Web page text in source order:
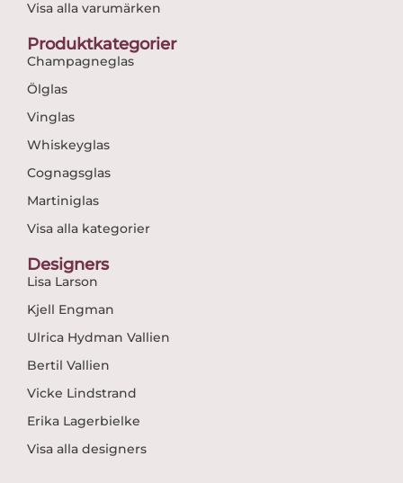
Visa alla varumärken
Produktkategorier
Champagneglas
Ölglas
Vinglas
Whiskeyglas
Cognagsglas
Martiniglas
Visa alla kategorier
Designers
Lisa Larson
Kjell Engman
Ulrica Hydman Vallien
Bertil Vallien
Vicke Lindstrand
Erika Lagerbielke
Visa alla designers